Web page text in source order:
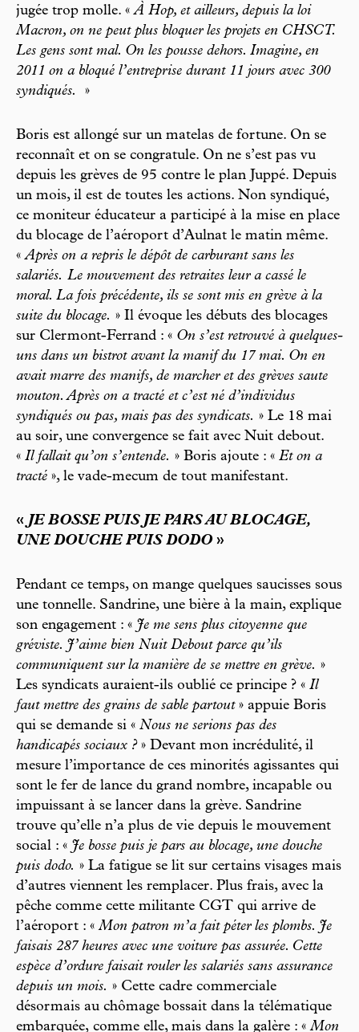
jugée trop molle. «À Hop, et ailleurs, depuis la loi
Macron, on ne peut plus bloquer les projets en CHSCT.
Les gens sont mal. On les pousse dehors. Imagine, en
2011 on a bloqué l’entreprise durant 11 jours avec 300
syndiqués.
»
Boris est allongé sur un matelas de fortune. On se
reconnaît et on se congratule. On ne s’est pas vu
depuis les grèves de 95 contre le plan Juppé. Depuis
un mois, il est de toutes les actions. Non syndiqué,
ce moniteur éducateur a participé à la mise en place
du blocage de l’aéroport d’Aulnat le matin même.
«Après on a repris le dépôt de carburant sans les
salariés. Le mouvement des retraites leur a cassé le
moral. La fois précédente, ils se sont mis en grève à la
suite du blocage. » Il évoque les débuts des blocages
sur Clermont-Ferrand : « On s’est retrouvé à quelques-
uns dans un bistrot avant la manif du 17 mai. On en
avait marre des manifs, de marcher et des grèves saute
mouton. Après on a tracté et c’est né d’individus
syndiqués ou pas, mais pas des syndicats. » Le 18 mai
au soir, une convergence se fait avec Nuit debout.
« Il fallait qu’on s’entende. » Boris ajoute : « Et on a
tracté », le vade-mecum de tout manifestant.
«JE BOSSE PUIS JE PARS AU BLOCAGE,
UNE DOUCHE PUIS DODO»
Pendant ce temps, on mange quelques saucisses sous
une tonnelle. Sandrine, une bière à la main, explique
son engagement : « Je me sens plus citoyenne que
gréviste. J’aime bien Nuit Debout parce qu’ils
communiquent sur la manière de se mettre en grève. »
Les syndicats auraient-ils oublié ce principe ? « Il
faut mettre des grains de sable partout» appuie Boris
qui se demande si « Nous ne serions pas des
handicapés sociaux ?» Devant mon incrédulité, il
mesure l’importance de ces minorités agissantes qui
sont le fer de lance du grand nombre, incapable ou
impuissant à se lancer dans la grève. Sandrine
trouve qu’elle n’a plus de vie depuis le mouvement
social : « Je bosse puis je pars au blocage, une douche
puis dodo. » La fatigue se lit sur certains visages mais
d’autres viennent les remplacer. Plus frais, avec la
pêche comme cette militante CGT qui arrive de
l’aéroport : «Mon patron m’a fait péter les plombs. Je
faisais 287 heures avec une voiture pas assurée. Cette
espèce d’ordure faisait rouler les salariés sans assurance
depuis un mois. » Cette cadre commerciale
désormais au chômage bossait dans la télématique
embarquée, comme elle, mais dans la galère : «Mon